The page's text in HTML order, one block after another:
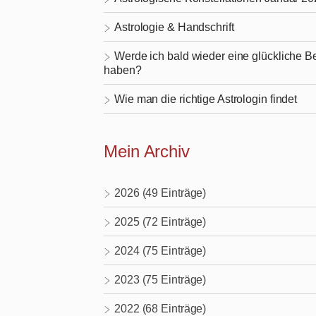
Astrologie & Handschrift
Werde ich bald wieder eine glückliche
haben?
Wie man die richtige Astrologin findet
Mein Archiv
2026 (49 Einträge)
2025 (72 Einträge)
2024 (75 Einträge)
2023 (75 Einträge)
2022 (68 Einträge)